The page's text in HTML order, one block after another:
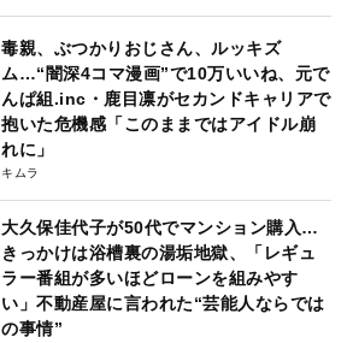
毒親、ぶつかりおじさん、ルッキズ
ム…“闇深4コマ漫画”で10万いいね、元で
んぱ組.inc・鹿目凛がセカンドキャリアで
抱いた危機感「このままではアイドル崩
れに」
キムラ
大久保佳代子が50代でマンション購入…
きっかけは浴槽裏の湯垢地獄、「レギュ
ラー番組が多いほどローンを組みやす
い」不動産屋に言われた“芸能人ならでは
の事情”